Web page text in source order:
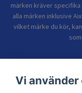
märken kräver
alla märken inklusive
vilket märke du kör,
Vi använder